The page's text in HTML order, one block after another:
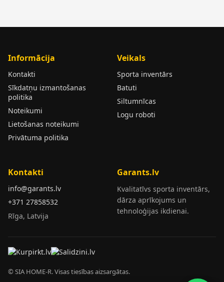
Informācija
Kontakti
Sīkdatņu izmantošanas
politika
Noteikumi
Lietošanas noteikumi
Privātuma politika
Veikals
Sporta inventārs
Batuti
Siltumnīcas
Logu roboti
Kontakti
info@garants.lv
+371 27858532
Rīga, Latvija
Garants.lv
Kvalitatīvs sporta inventārs,
dārza aprīkojums un
tehnoloģijas ikdienai.
© SIA HOME-R. Visas tiesības aizsargātas.